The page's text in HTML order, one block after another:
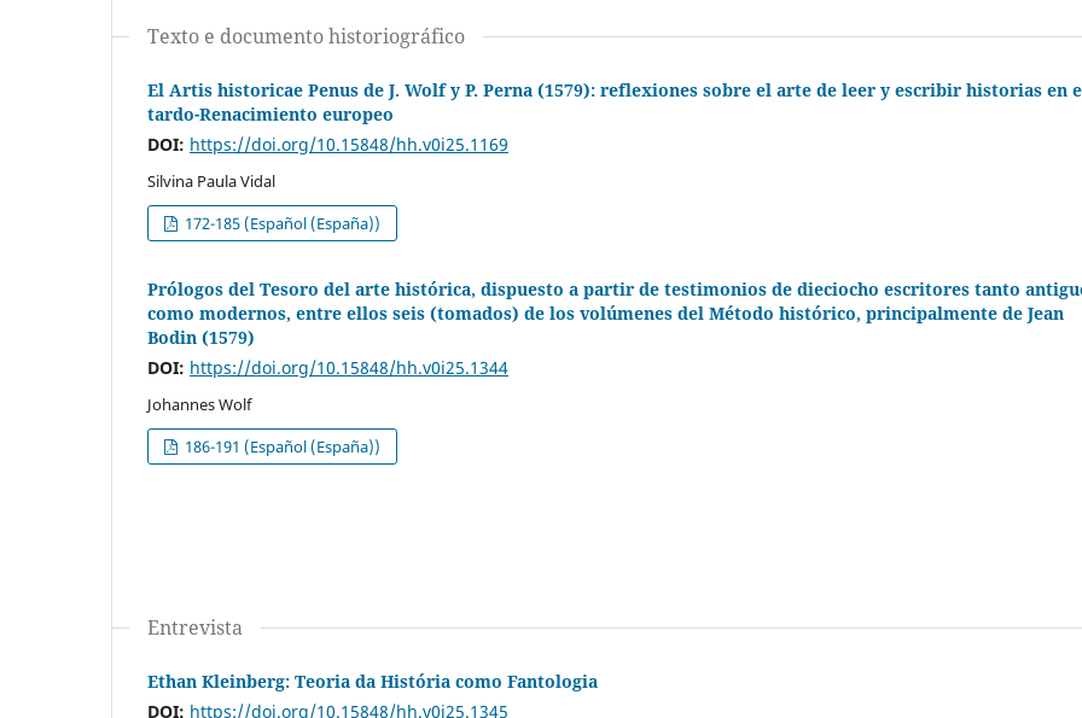
Texto e documento historiográfico
El Artis historicae Penus de J. Wolf y P. Perna (1579): reflexiones sobre el arte de leer y escribir historias en
tardo-Renacimiento europeo
DOI: https://doi.org/10.15848/hh.v0i25.1169
Silvina Paula Vidal
172-185 (Español (España))
Prólogos del Tesoro del arte histórica, dispuesto a partir de testimonios de dieciocho escritores tanto
como modernos, entre ellos seis (tomados) de los volúmenes del Método histórico, principalmente de Jean
Bodin (1579)
DOI: https://doi.org/10.15848/hh.v0i25.1344
Johannes Wolf
186-191 (Español (España))
Entrevista
Ethan Kleinberg: Teoria da História como Fantologia
DOI: https://doi.org/10.15848/hh.v0i25.1345